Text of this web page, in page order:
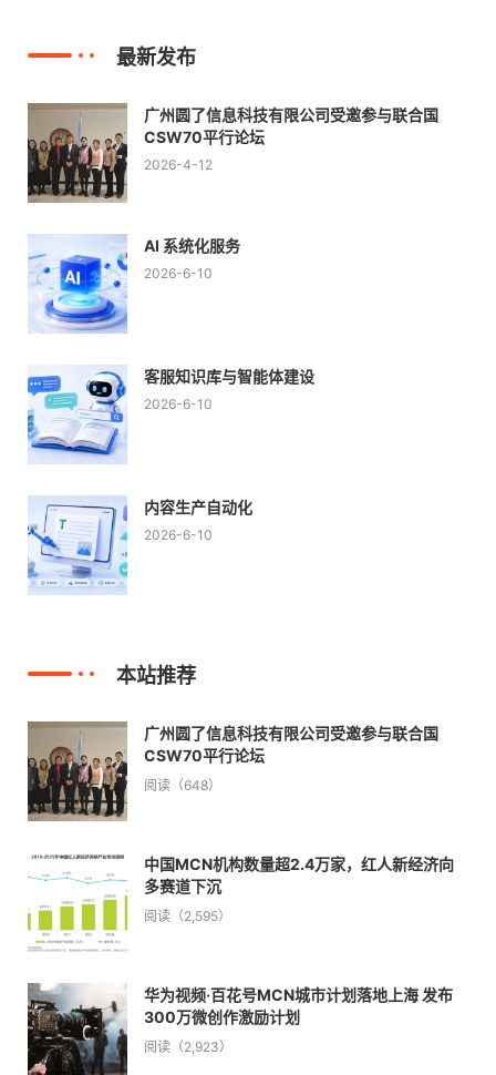
最新发布
广州圆了信息科技有限公司受邀参与联合国
CSW70平行论坛
2026-4-12
AI 系统化服务
2026-6-10
客服知识库与智能体建设
2026-6-10
内容生产自动化
2026-6-10
本站推荐
广州圆了信息科技有限公司受邀参与联合国
CSW70平行论坛
阅读（648）
中国MCN机构数量超2.4万家，红人新经济向
多赛道下沉
阅读（2,595）
华为视频·百花号MCN城市计划落地上海 发布
300万微创作激励计划
阅读（2,923）